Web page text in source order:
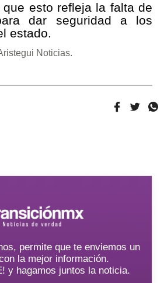
esto refleja la falta de
dar seguridad a los
estado.
Noticias.
permite que te enviemos un
la mejor información.
y hagamos juntos la noticia.